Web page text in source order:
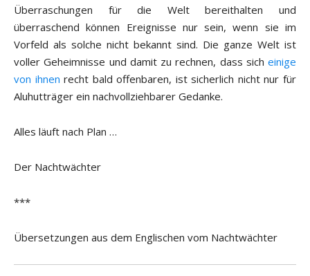
Überraschungen für die Welt bereithalten und
überraschend können Ereignisse nur sein, wenn sie im
Vorfeld als solche nicht bekannt sind. Die ganze Welt ist
voller Geheimnisse und damit zu rechnen, dass sich einige
von ihnen recht bald offenbaren, ist sicherlich nicht nur für
Aluhutträger ein nachvollziehbarer Gedanke.
Alles läuft nach Plan …
Der Nachtwächter
***
Übersetzungen aus dem Englischen vom Nachtwächter